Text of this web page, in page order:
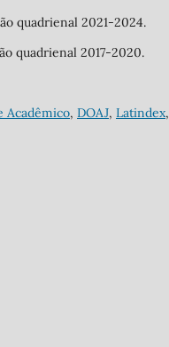
quadrienal 2021-2024.
quadrienal 2017-2020.
Acadêmico, DOAJ, Latindex,